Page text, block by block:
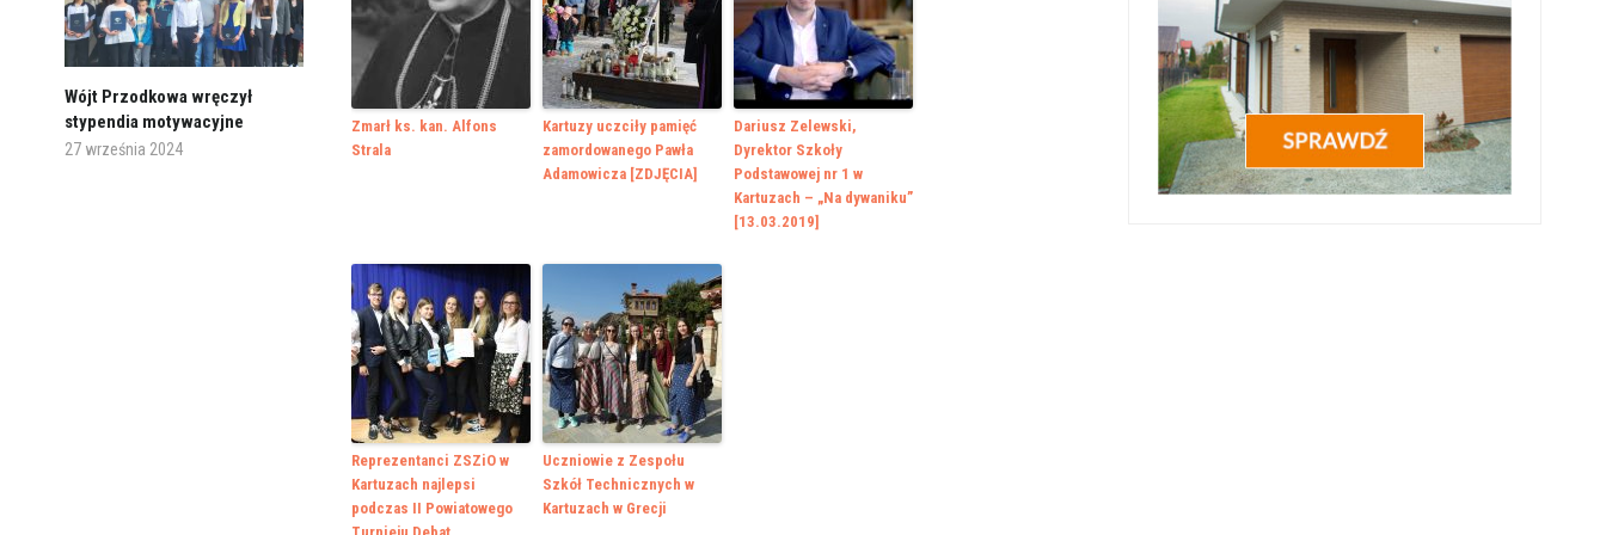
Wójt Przodkowa wręczył
stypendia motywacyjne
27 września 2024
Zmarł ks. kan. Alfons
Strala
Kartuzy uczciły pamięć
zamordowanego Pawła
Adamowicza [ZDJĘCIA]
Dariusz Zelewski,
Dyrektor Szkoły
Podstawowej nr 1 w
Kartuzach – „Na dywaniku”
[13.03.2019]
Reprezentanci ZSZiO w
Kartuzach najlepsi
podczas II Powiatowego
Uczniowie z Zespołu
Szkół Technicznych w
Kartuzach w Grecji